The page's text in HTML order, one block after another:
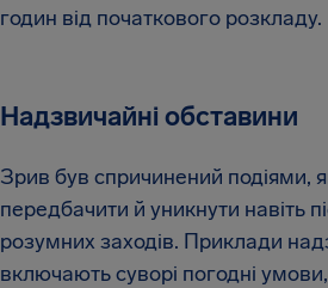
годин від початкового розкладу.
Надзвичайні обставини
Зрив був спричинений подіями,
передбачити й уникнути навіть
розумних заходів. Приклади
включають суворі погодні